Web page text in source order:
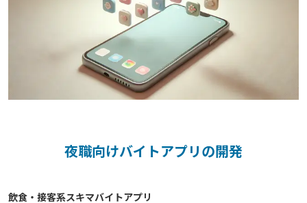
夜職向けバイトアプリの開発